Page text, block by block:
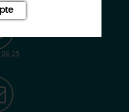
06 25